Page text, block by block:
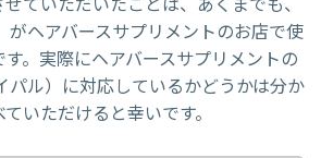
ていただいたことは、あくまでも、
ヘアバースサプリメントのお店で使
。実際にヘアバースサプリメントの
ル）に対応しているかどうかは分か
いただけると幸いです。